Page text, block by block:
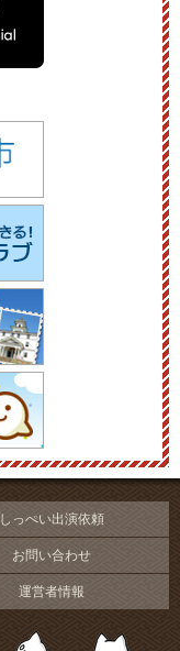
しっぺい出演依頼
お問い合わせ
運営者情報